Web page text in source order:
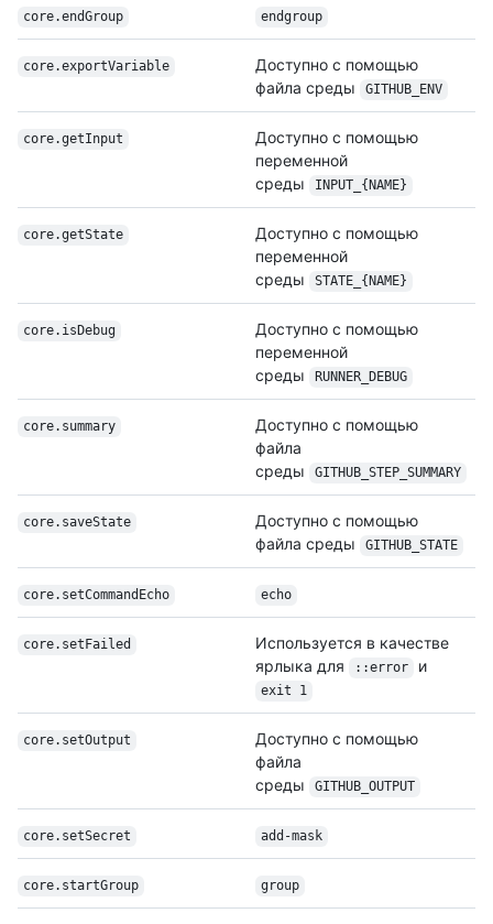
core.endGroup endgroup
core.exportVariable
Доступно с помощью
файла среды
GITHUB_ENV
core.getInput
Доступно с помощью
переменной
среды
INPUT_{NAME}
core.getState
Доступно с помощью
переменной
среды
STATE_{NAME}
core.isDebug
Доступно с помощью
переменной
среды
RUNNER_DEBUG
core.summary
Доступно с помощью
файла
среды
GITHUB_STEP_SUMMARY
core.saveState
Доступно с помощью
файла среды
GITHUB_STATE
core.setCommand Echo echo
core.setFailed
Используется в качестве
ярлыка для
::error и
exit 1
core.setOutput
Доступно с помощью
файла
среды
GITHUB_OUTPUT
core.setSecret add-mask
core.startGroup group